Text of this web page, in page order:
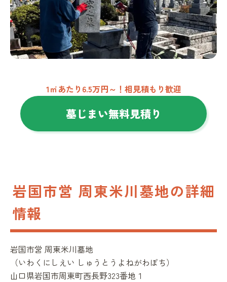
1㎡あたり6.5万円～！相見積もり歓迎
墓じまい無料見積り
岩国市営 周東米川墓地の詳細
情報
岩国市営 周東米川墓地
（いわくにしえい しゅうとうよねがわぼち）
山口県岩国市周東町西長野323番地１